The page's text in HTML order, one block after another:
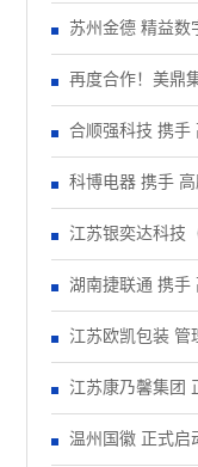
精益注塑项目！
苏州金德 精益数
再度合作！美鼎
合顺强科技 携手
大会！
科博电器 携手
动大会！
江苏银奕达科技
正式启动 管理变
湖南捷联通 携手
江苏欧凯包装 管
江苏康乃馨集团
温州国徽 正式启